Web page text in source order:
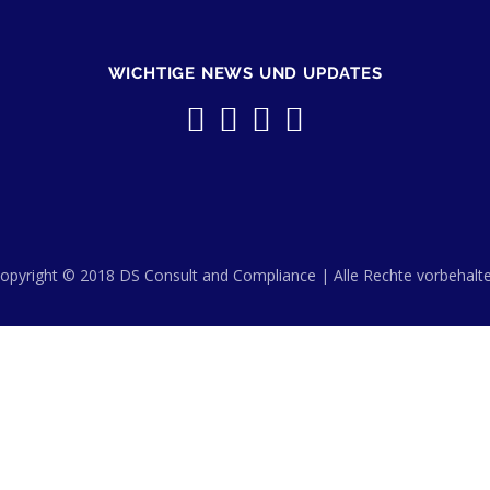
WICHTIGE NEWS UND UPDATES
© 2018 DS Consult and Compliance | Alle Rechte